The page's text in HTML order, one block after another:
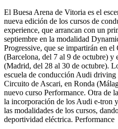
El Buesa Arena de Vitoria es el
nueva edición de los cursos de
experience, que arrancan con un
septiembre en la modalidad
Progressive, que se impartirán en
(Barcelona, del 7 al 9 de octubre) y
(Madrid, del 28 al 30 de octubre).
escuela de conducción Audi driving
Circuito de Ascari, en Ronda
nuevo curso Performance. Otra de
la incorporación de los Audi e-tron
las modalidades de los cursos,
deportividad eléctrica. Performance